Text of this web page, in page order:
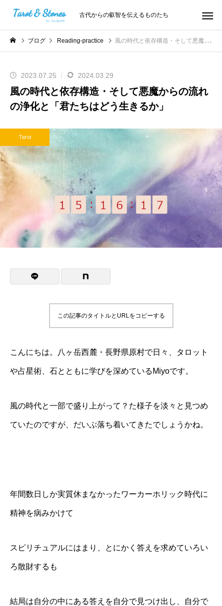
古代からの叡智を伝えるものたち
ブログ Reading-practice 風の時代と依存構造・そして悪魔からの流れの浄化と「君たちはどう生きるか」
2023.07.25 2024.03.29
風の時代と依存構造・そして悪魔からの流れ
の浄化と「君たちはどう生きるか」
Tarot
この記事のタイトルとURLをコピーする
こんにちは。八ヶ岳西麓・長野県原村で日々、タロット
や占星術、石とともに学びを深めているMiyoです。
風の時代と一部で盛り上がって？た様子を淡々と見つめ
ていたのですが、だいぶ落ち着いてきたでしょうかね。
年間数日しか実質休まなかったワーカーホリック時代に
精神を病みかけて
スピリチュアルにはまり、とにかく答えを求めていろい
ろ散財するも
結局は自分の中にある答えを自分で見つけ出し、自分で